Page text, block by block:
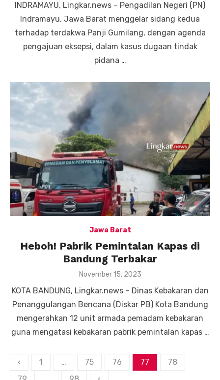
INDRAMAYU, Lingkar.news – Pengadilan Negeri (PN)
Indramayu, Jawa Barat menggelar sidang kedua
terhadap terdakwa Panji Gumilang, dengan agenda
pengajuan eksepsi, dalam kasus dugaan tindak
pidana …
Jawa Barat
Heboh! Pabrik Pemintalan Kapas di
Bandung Terbakar
Posted
November 15, 2023
KOTA BANDUNG, Lingkar.news – Dinas Kebakaran dan
Penanggulangan Bencana (Diskar PB) Kota Bandung
mengerahkan 12 unit armada pemadam kebakaran
guna mengatasi kebakaran pabrik pemintalan kapas …
Paginasi
pos
‹ 1 … 75 76 77
78